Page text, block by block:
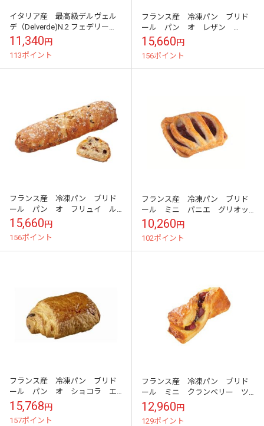
イタリア産 最高級デルヴェル
デ（Delverde)N.2 フェデリー
ニ 太さ約１.3mm 500ｇ×24
パックセット デュラム...
11,340円
113ポイント
フランス産 冷凍パン ブリド
ール パン オ レザン
AOP 105ｇ×60個
15,660円
156ポイント
フランス産 冷凍パン ブリド
ール パン オ フリュイ ル
ノートル 180ｇ×20個
15,660円
156ポイント
フランス産 冷凍パン ブリド
ール ミニ パニエ グリオッ
ト 40ｇ×100個
10,260円
102ポイント
フランス産 冷凍パン ブリド
ール パン オ ショコラ エ
クラ デュ テロワール 80ｇ
×60個
15,768円
157ポイント
フランス産 冷凍パン ブリド
ール ミニ クランベリー ツ
イスト 30ｇ×100個
12,960円
129ポイント